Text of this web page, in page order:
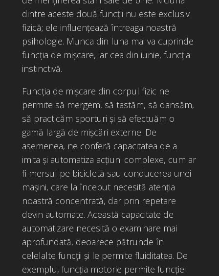
dintre aceste două funcții nu este exclusiv
fizică; ele influențează întreaga noastră
psihologie. Munca din luna mai va cuprinde
funcția de mișcare, iar cea din iunie, funcția
instinctivă.
Funcția de mișcare din corpul fizic ne
permite să mergem, să tastăm, să dansăm,
să practicăm sporturi și să efectuăm o
gamă largă de mișcări externe. De
asemenea, ne conferă capacitatea de a
imita și automatiza acțiuni complexe, cum ar
fi mersul pe bicicletă sau conducerea unei
mașini, care la început necesită atenția
noastră concentrată, dar prin repetare
devin automate. Această capacitate de
automatizare necesită o examinare mai
aprofundată, deoarece pătrunde în
celelalte funcții și le permite fluiditatea. De
exemplu, funcția motorie permite funcției